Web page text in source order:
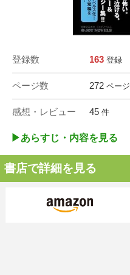
登録数 163 登録
ページ数 272 ページ
感想・レビュー 45 件
▶︎あらすじ・内容を見る
書店で詳細を見る